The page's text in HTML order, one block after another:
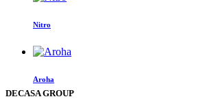
página
Nitro
Aroha
DECASA GROUP